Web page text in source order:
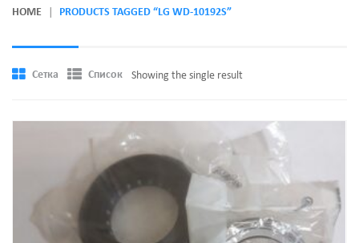
ГЛАВНАЯ
О КОМПАНИИ
HOME PRODUCTS TAGGED “LG WD-10192S”
Сетка Список Showing the single result